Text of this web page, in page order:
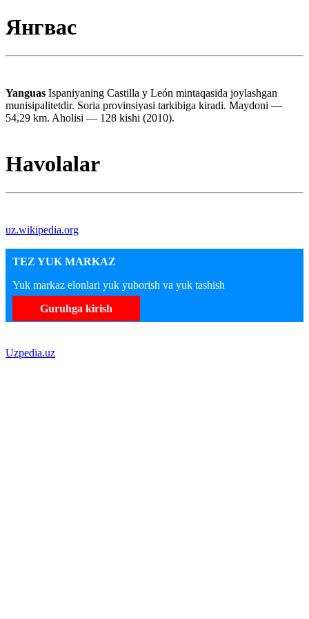
Янгвас
Yanguas Ispaniyaning Castilla y León mintaqasida joylashgan
munisipalitetdir. Soria provinsiyasi tarkibiga kiradi. Maydoni —
54,29 km. Aholisi — 128 kishi (2010).
Havolalar
uz.wikipedia.org
TEZ YUK MARKAZ
Yuk markaz elonlari yuk yuborish va yuk tashish
Guruhga kirish
Uzpedia.uz